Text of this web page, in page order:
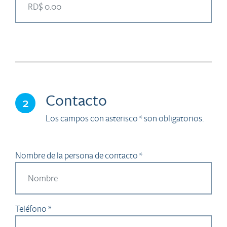
2 Contacto
Los campos con asterisco * son obligatorios.
Nombre de la persona de contacto *
Teléfono *